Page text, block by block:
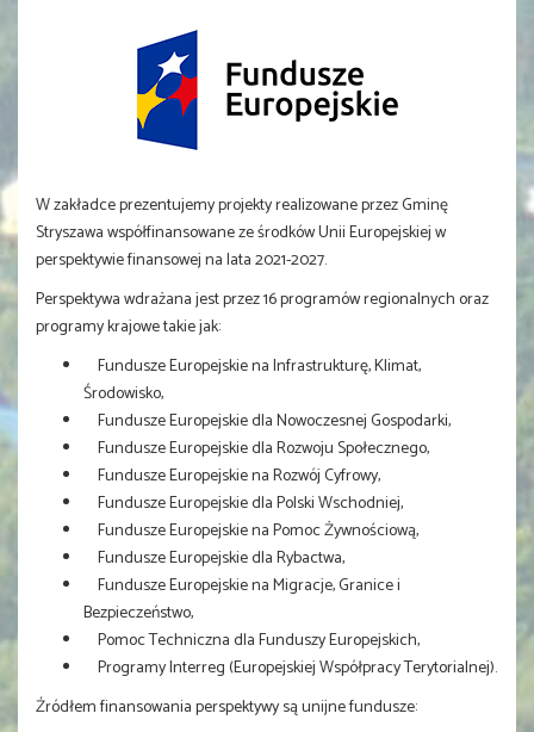
W zakładce prezentujemy projekty realizowane przez Gminę
Stryszawa współfinansowane ze środków Unii Europejskiej w
perspektywie finansowej na lata 2021-2027.
Perspektywa wdrażana jest przez 16 programów regionalnych oraz
programy krajowe takie jak:
Fundusze Europejskie na Infrastrukturę, Klimat,
Środowisko,
Fundusze Europejskie dla Nowoczesnej Gospodarki,
Fundusze Europejskie dla Rozwoju Społecznego,
Fundusze Europejskie na Rozwój Cyfrowy,
Fundusze Europejskie dla Polski Wschodniej,
Fundusze Europejskie na Pomoc Żywnościową,
Fundusze Europejskie dla Rybactwa,
Fundusze Europejskie na Migracje, Granice i
Bezpieczeństwo,
Pomoc Techniczna dla Funduszy Europejskich,
Programy Interreg (Europejskiej Współpracy Terytorialnej).
Źródłem finansowania perspektywy są unijne fundusze: